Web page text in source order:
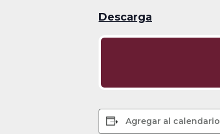
Descarga
Agregar al calendario